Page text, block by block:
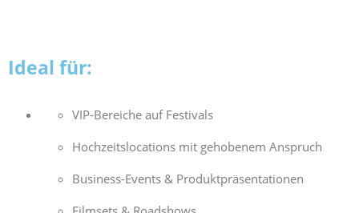
Ideal für:
VIP-Bereiche auf Festivals
Hochzeitslocations mit gehobenem Anspruch
Business-Events & Produktpräsentationen